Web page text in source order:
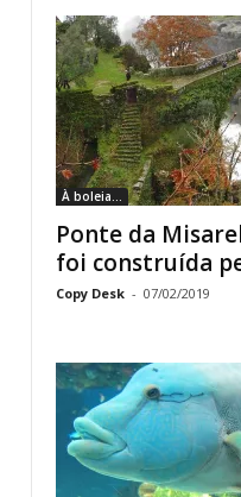
À boleia...
Ponte da
foi construída
Copy Desk - 07/02/2019